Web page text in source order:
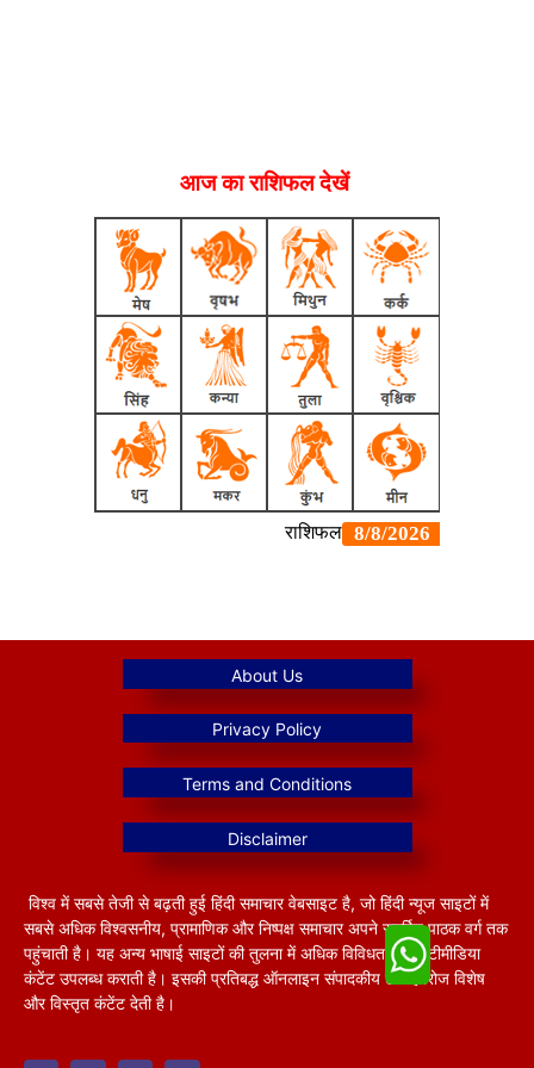
आज का राशिफल देखें
विश्व में सबसे तेजी से बढ़ती हुई हिंदी समाचार वेबसाइट है, जो हिंदी न्यूज साइटों में
सबसे अधिक विश्वसनीय, प्रामाणिक और निष्पक्ष समाचार अपने समर्पित पाठक वर्ग तक
पहुंचाती है। यह अन्य भाषाई साइटों की तुलना में अधिक विविधतापूर्ण मल्टीमीडिया
कंटेंट उपलब्ध कराती है। इसकी प्रतिबद्ध ऑनलाइन संपादकीय टीम हररोज विशेष
और विस्तृत कंटेंट देती है।